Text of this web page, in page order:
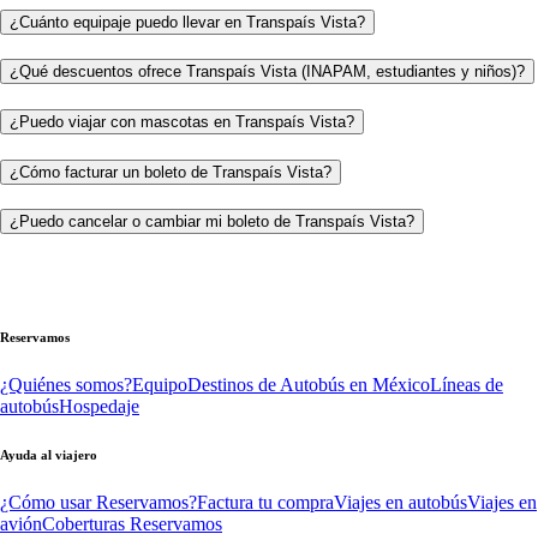
¿Cuánto equipaje puedo llevar en Transpaís Vista?
¿Qué descuentos ofrece Transpaís Vista (INAPAM, estudiantes y niños)?
¿Puedo viajar con mascotas en Transpaís Vista?
¿Cómo facturar un boleto de Transpaís Vista?
¿Puedo cancelar o cambiar mi boleto de Transpaís Vista?
Reservamos
¿Quiénes somos?EquipoDestinos de Autobús en MéxicoLíneas de
autobúsHospedaje
Ayuda al viajero
¿Cómo usar Reservamos?Factura tu compraViajes en autobúsViajes en
aviónCoberturas Reservamos